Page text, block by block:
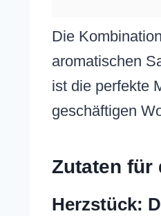
Die
aromatischen
ist die perfekte
geschäftigen
Zutaten für
Herzstück: